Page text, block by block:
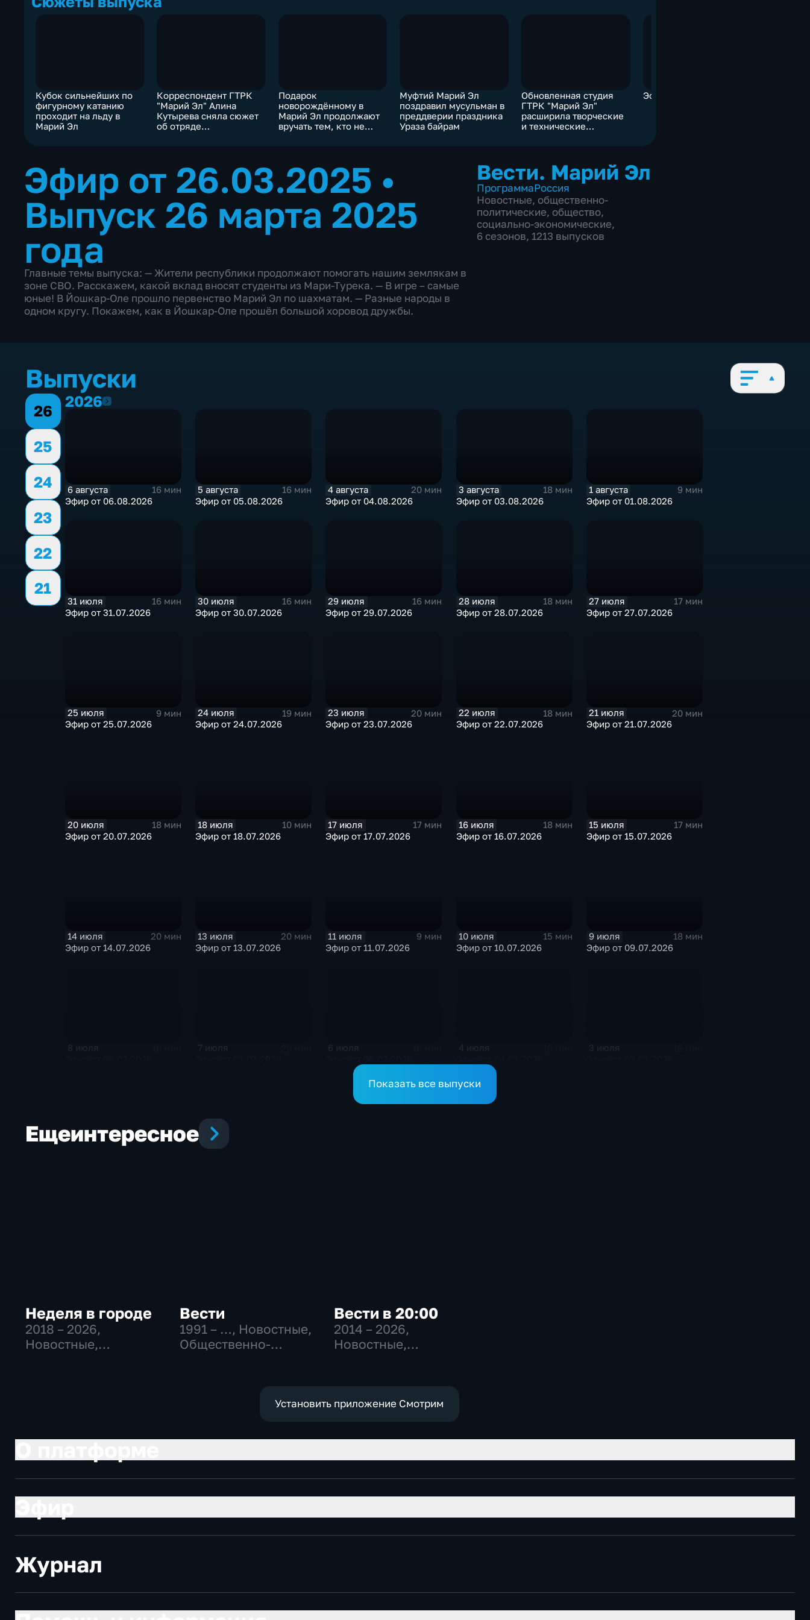
Кубок сильнейших по
фигурному катанию
проходит на льду в
Марий Эл
Корреспондент ГТРК
"Марий Эл" Алина
Кутырева сняла сюжет
об отряде
Подарок
новорождённому в
Марий Эл продолжают
вручать тем, кто не
Муфтий Марий Эл
поздравил мусульман в
преддверии праздника
Ураза байрам
Обновленная студия
ГТРК "Марий Эл"
расширила творческие
и технические
Эфир от 27.03.2025
Эфир от 26.03.2025 •
Выпуск 26 марта 2025
года
Главные темы выпуска: — Жители республики продолжают помогать нашим землякам в
зоне СВО. Расскажем, какой вклад вносят студенты из Мари-Турека. — В игре – самые
юные! В Йошкар-Оле прошло первенство Марий Эл по шахматам. — Разные народы в
одном кругу. Покажем, как в Йошкар-Оле прошёл большой хоровод дружбы.
Вести. Марий Эл
ПрограммаРоссия
Новостные, общественно-
политические, общество,
социально-экономические,
6 сезонов, 1213 выпусков
Выпуски
26
25
24
23
22
21
20262026
6 августа
16 мин
Эфир от 06.08.2026
5 августа
16 мин
Эфир от 05.08.2026
4 августа
20 мин
Эфир от 04.08.2026
3 августа
18 мин
Эфир от 03.08.2026
1 августа
9 мин
Эфир от 01.08.2026
31 июля
16 мин
Эфир от 31.07.2026
30 июля
16 мин
Эфир от 30.07.2026
29 июля
16 мин
Эфир от 29.07.2026
28 июля
18 мин
Эфир от 28.07.2026
27 июля
17 мин
Эфир от 27.07.2026
25 июля
9 мин
Эфир от 25.07.2026
24 июля
19 мин
Эфир от 24.07.2026
23 июля
20 мин
Эфир от 23.07.2026
22 июля
18 мин
Эфир от 22.07.2026
21 июля
20 мин
Эфир от 21.07.2026
20 июля
18 мин
Эфир от 20.07.2026
18 июля
10 мин
Эфир от 18.07.2026
17 июля
17 мин
Эфир от 17.07.2026
16 июля
18 мин
Эфир от 16.07.2026
15 июля
17 мин
Эфир от 15.07.2026
14 июля
20 мин
Эфир от 14.07.2026
13 июля
20 мин
Эфир от 13.07.2026
11 июля
9 мин
Эфир от 11.07.2026
10 июля
15 мин
Эфир от 10.07.2026
9 июля
18 мин
Эфир от 09.07.2026
8 июля 7 июля 6 июля 4 июля 3 июля
Показать все выпуски
Ещеинтересное
Неделя в городе
2018 – 2026,
Новостные,
Вести
1991 – …, Новостные,
Общественно-
Вести в 20:00
2014 – 2026,
Новостные,
Установить приложение Смотрим
Журнал